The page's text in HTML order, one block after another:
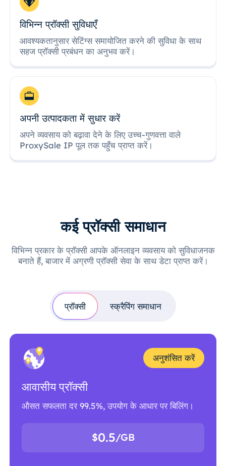
विभिन्न प्रॉक्सी सुविधाएँ
आवश्यकतानुसार सेटिंग्स समायोजित करने की सुविधा के साथ
सहज प्रॉक्सी प्रबंधन का अनुभव करें।
अपनी उत्पादकता में सुधार करें
अपने व्यवसाय को बढ़ावा देने के लिए उच्च-गुणवत्ता वाले
ProxySale IP पूल तक पहुँच प्राप्त करें।
कई प्रॉक्सी समाधान
विभिन्न प्रकार के प्रॉक्सी आपके ऑनलाइन व्यवसाय को सुविधाजनक
बनाते हैं, बाजार में अग्रणी प्रॉक्सी सेवा के साथ डेटा प्राप्त करें।
प्रॉक्सी स्क्रैपिंग समाधान
अनुशंसित करें
आवासीय प्रॉक्सी
औसत सफलता दर 99.5%, उपयोग के आधार पर बिलिंग।
$0.5/GB